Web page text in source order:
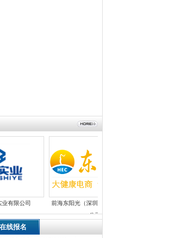
有限公司
前海东阳光（深圳）电子商务有限
公司
在线报名